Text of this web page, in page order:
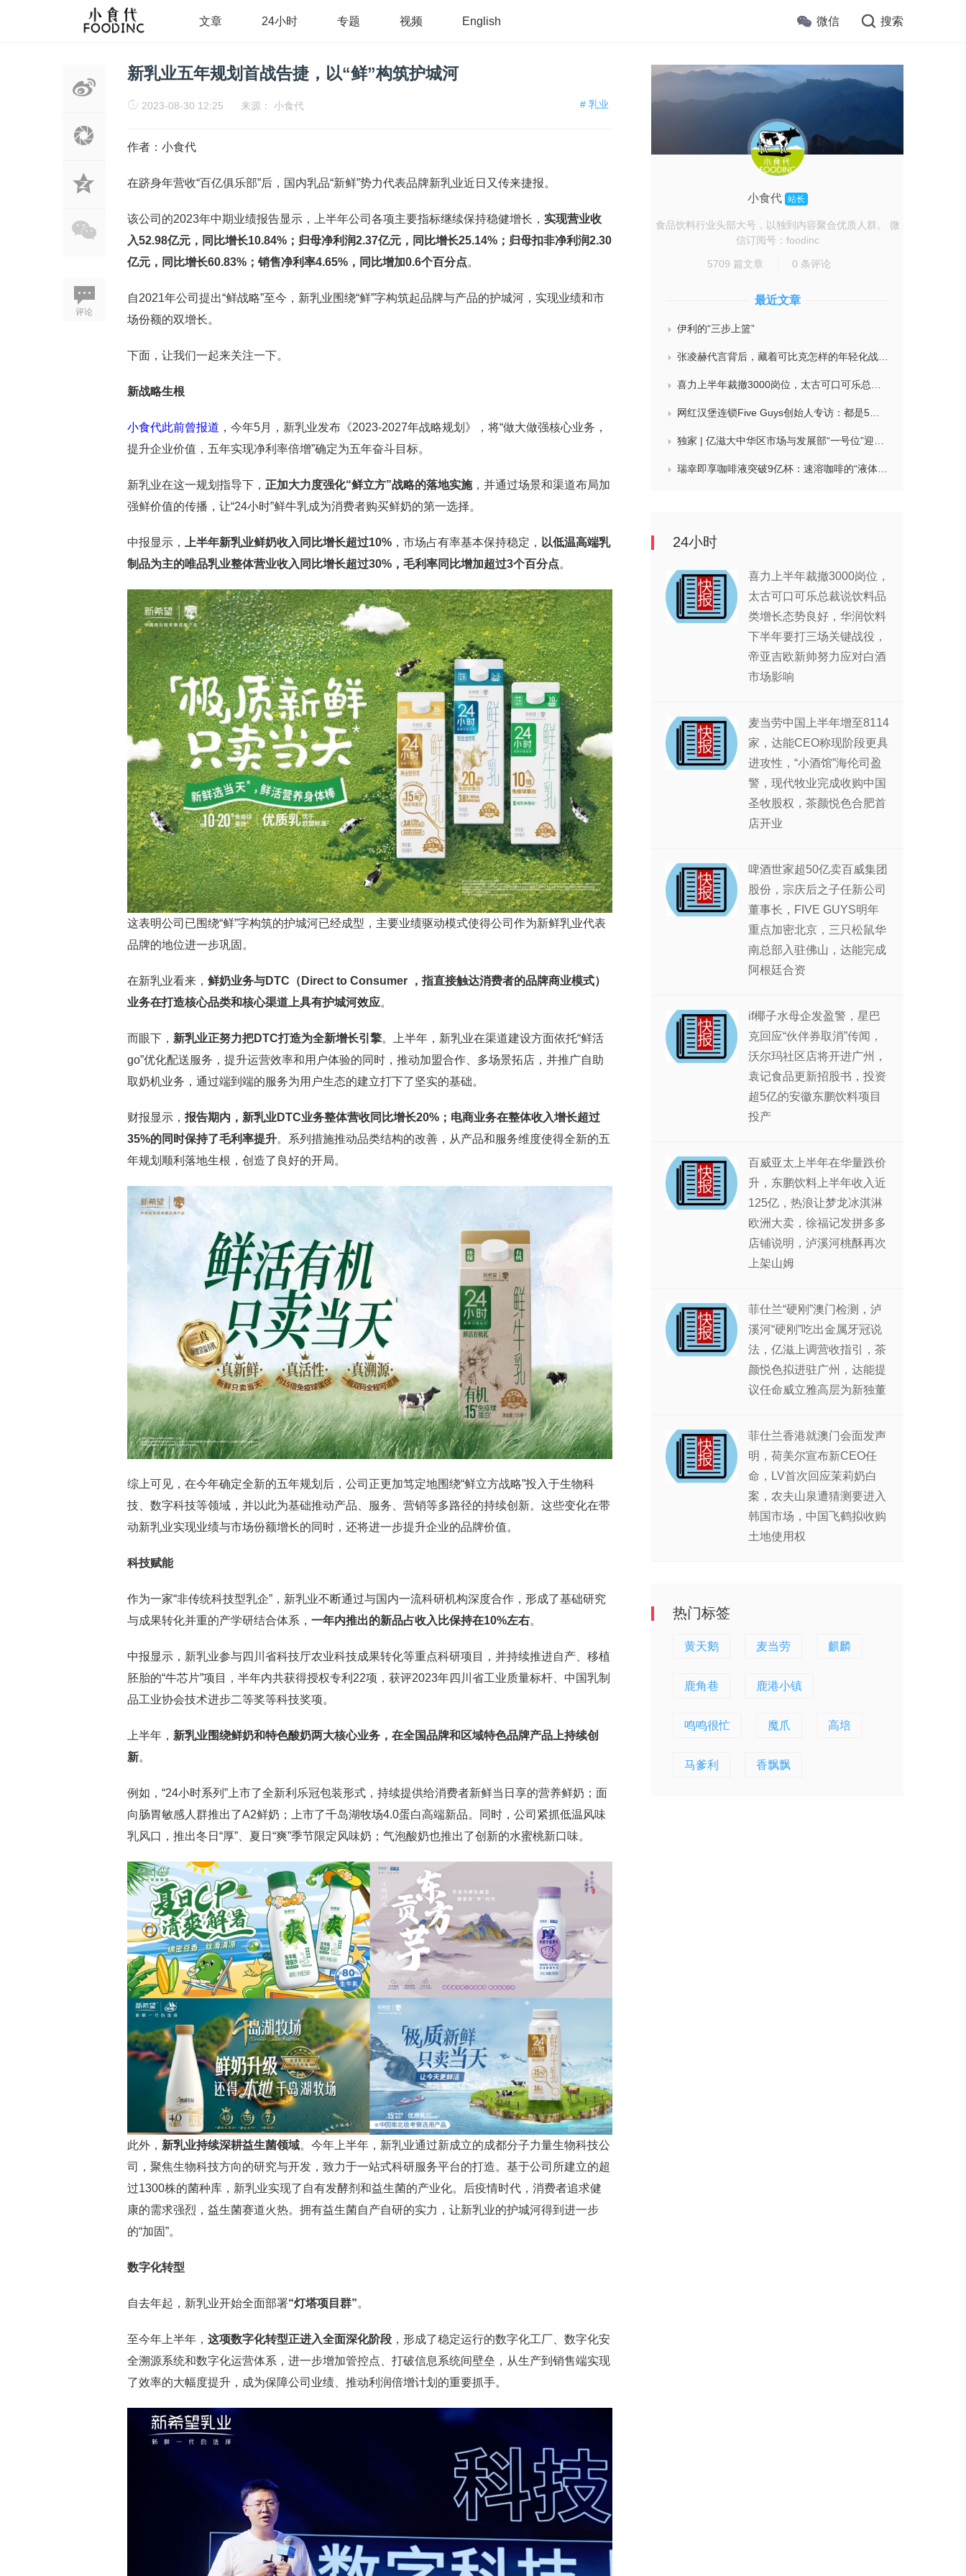
文章 24小时 专题 视频 English 微信 搜索
评论
新乳业五年规划首战告捷，以“鲜”构筑护城河
# 乳业
2023-08-30 12:25 来源： 小食代
作者：小食代
在跻身年营收“百亿俱乐部”后，国内乳品“新鲜”势力代表品牌新乳业近日又传来捷报。
该公司的2023年中期业绩报告显示，上半年公司各项主要指标继续保持稳健增长， 实现营业收
入52.98亿元，同比增长10.84%；归母净利润2.37亿元，同比增长25.14%；归母扣非净利润2.30
亿元，同比增长60.83%；销售净利率4.65%，同比增加0.6个百分点。
自2021年公司提出“鲜战略”至今，新乳业围绕“鲜”字构筑起品牌与产品的护城河，实现业绩和市
场份额的双增长。
下面，让我们一起来关注一下。
新战略生根
小食代此前曾报道 ，今年5月，新乳业发布《2023-2027年战略规划》，将“做大做强核心业务，
提升企业价值，五年实现净利率倍增”确定为五年奋斗目标。
新乳业在这一规划指导下， 正加大力度强化“鲜立方”战略的落地实施，并通过场景和渠道布局加
强鲜价值的传播，让“24小时”鲜牛乳成为消费者购买鲜奶的第一选择。
中报显示， 上半年新乳业鲜奶收入同比增长超过10% ，市场占有率基本保持稳定， 以低温高端乳
制品为主的唯品乳业整体营业收入同比增长超过30%，毛利率同比增加超过3个百分点。
这表明公司已围绕“鲜”字构筑的护城河已经成型，主要业绩驱动模式使得公司作为新鲜乳业代表
品牌的地位进一步巩固。
在新乳业看来， 鲜奶业务与DTC（Direct to Consumer ，指直接触达消费者的品牌商业模式）
业务在打造核心品类和核心渠道上具有护城河效应。
而眼下， 新乳业正努力把DTC打造为全新增长引擎。上半年，新乳业在渠道建设方面依托“鲜活
go”优化配送服务，提升运营效率和用户体验的同时，推动加盟合作、多场景拓店，并推广自助
取奶机业务，通过端到端的服务为用户生态的建立打下了坚实的基础。
财报显示， 报告期内，新乳业DTC业务整体营收同比增长20%；电商业务在整体收入增长超过
35%的同时保持了毛利率提升。系列措施推动品类结构的改善，从产品和服务维度使得全新的五
年规划顺利落地生根，创造了良好的开局。
综上可见，在今年确定全新的五年规划后，公司正更加笃定地围绕“鲜立方战略”投入于生物科
技、数字科技等领域，并以此为基础推动产品、服务、营销等多路径的持续创新。这些变化在带
动新乳业实现业绩与市场份额增长的同时，还将进一步提升企业的品牌价值。
科技赋能
作为一家“非传统科技型乳企”，新乳业不断通过与国内一流科研机构深度合作，形成了基础研究
与成果转化并重的产学研结合体系， 一年内推出的新品占收入比保持在10%左右。
中报显示，新乳业参与四川省科技厅农业科技成果转化等重点科研项目，并持续推进自产、移植
胚胎的“牛芯片”项目，半年内共获得授权专利22项，获评2023年四川省工业质量标杆、中国乳制
品工业协会技术进步二等奖等科技奖项。
上半年， 新乳业围绕鲜奶和特色酸奶两大核心业务，在全国品牌和区域特色品牌产品上持续创
新。
例如，“24小时系列”上市了全新利乐冠包装形式，持续提供给消费者新鲜当日享的营养鲜奶；面
向肠胃敏感人群推出了A2鲜奶；上市了千岛湖牧场4.0蛋白高端新品。同时，公司紧抓低温风味
乳风口，推出冬日“厚”、夏日“爽”季节限定风味奶；气泡酸奶也推出了创新的水蜜桃新口味。
此外， 新乳业持续深耕益生菌领域。今年上半年，新乳业通过新成立的成都分子力量生物科技公
司，聚焦生物科技方向的研究与开发，致力于一站式科研服务平台的打造。基于公司所建立的超
过1300株的菌种库，新乳业实现了自有发酵剂和益生菌的产业化。后疫情时代，消费者追求健
康的需求强烈，益生菌赛道火热。拥有益生菌自产自研的实力，让新乳业的护城河得到进一步
的“加固”。
数字化转型
自去年起，新乳业开始全面部署“灯塔项目群”。
至今年上半年， 这项数字化转型正进入全面深化阶段 ，形成了稳定运行的数字化工厂、数字化安
全溯源系统和数字化运营体系，进一步增加管控点、打破信息系统间壁垒，从生产到销售端实现
了效率的大幅度提升，成为保障公司业绩、推动利润倍增计划的重要抓手。
小食代 站长
食品饮料行业头部大号，以独到内容聚合优质人群。 微
信订阅号：foodinc
5709 篇文章 0 条评论
最近文章
伊利的“三步上篮”
张凌赫代言背后，藏着可比克怎样的年轻化战略？
喜力上半年裁撤3000岗位，太古可口可乐总裁说饮料品类增长态势良好，华润饮料下半年要打三场关键战役，帝亚吉欧新帅努力应对白酒市场影响
网红汉堡连锁Five Guys创始人专访：都是5个儿子和妻子在打理，绝不会与麦当劳正面竞争，要公司上市或卖盘的建议不时出现
独家 | 亿滋大中华区市场与发展部“一号位”迎来新变动，曲向明将卸任
瑞幸即享咖啡液突破9亿杯：速溶咖啡的“液体时代”是如何炼成的？
24小时
喜力上半年裁撤3000岗位，
太古可口可乐总裁说饮料品
类增长态势良好，华润饮料
下半年要打三场关键战役，
帝亚吉欧新帅努力应对白酒
市场影响
麦当劳中国上半年增至8114
家，达能CEO称现阶段更具
进攻性，“小酒馆”海伦司盈
警，现代牧业完成收购中国
圣牧股权，茶颜悦色合肥首
店开业
啤酒世家超50亿卖百威集团
股份，宗庆后之子任新公司
董事长，FIVE GUYS明年
重点加密北京，三只松鼠华
南总部入驻佛山，达能完成
阿根廷合资
if椰子水母企发盈警，星巴
克回应“伙伴券取消”传闻，
沃尔玛社区店将开进广州，
袁记食品更新招股书，投资
超5亿的安徽东鹏饮料项目
投产
百威亚太上半年在华量跌价
升，东鹏饮料上半年收入近
125亿，热浪让梦龙冰淇淋
欧洲大卖，徐福记发拼多多
店铺说明，泸溪河桃酥再次
上架山姆
菲仕兰“硬刚”澳门检测，泸
溪河“硬刚”吃出金属牙冠说
法，亿滋上调营收指引，茶
颜悦色拟进驻广州，达能提
议任命威立雅高层为新独董
菲仕兰香港就澳门会面发声
明，荷美尔宣布新CEO任
命，LV首次回应茉莉奶白
案，农夫山泉遭猜测要进入
韩国市场，中国飞鹤拟收购
土地使用权
热门标签
黄天鹅 麦当劳 麒麟
鹿角巷 鹿港小镇
鸣鸣很忙 魔爪 高培
马爹利 香飘飘